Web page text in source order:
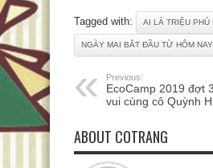
Tagged with: AI LÀ TRIỆU PHÚ
NGÀY MAI BẮT ĐẦU TỪ HÔM NAY
Previous:
EcoCamp 2019 đợt
vui cùng cô Quỳnh
ABOUT COTRANG